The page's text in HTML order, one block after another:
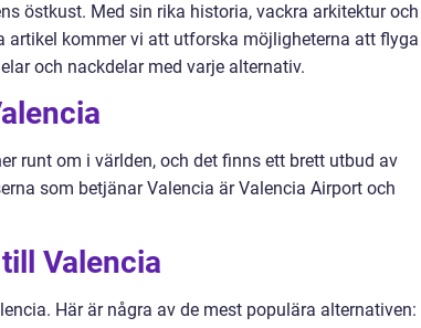
östkust. Med sin rika historia, vackra arkitektur och
artikel kommer vi att utforska möjligheterna att flyga
och nackdelar med varje alternativ.
runt om i världen, och det finns ett brett utbud av
som betjänar Valencia är Valencia Airport och
Valencia
Här är några av de mest populära alternativen: